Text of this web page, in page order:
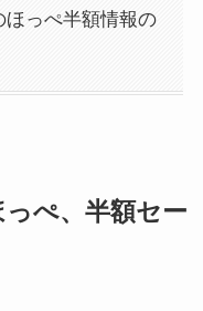
っぺ半額情報の
ぺ、半額セー